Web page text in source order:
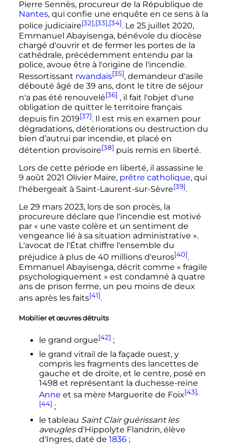
Pierre Sennès, procureur de la République de
Nantes, qui confie une enquête en ce sens à la
police judiciaire[32],[33],[34]. Le 25 juillet 2020,
Emmanuel Abayisenga, bénévole du diocèse
chargé d'ouvrir et de fermer les portes de la
cathédrale, précédemment entendu par la
police, avoue être à l'origine de l'incendie.
Ressortissant rwandais[35], demandeur d'asile
débouté âgé de 39 ans, dont le titre de séjour
n'a pas été renouvelé[36] , il fait l'objet d'une
obligation de quitter le territoire français
depuis fin 2019[37]. Il est mis en examen pour
dégradations, détériorations ou destruction du
bien d’autrui par incendie, et placé en
détention provisoire[38] puis remis en liberté.
Lors de cette période en liberté, il assassine le
9 août 2021 Olivier Maire, prêtre catholique, qui
l'hébergeait à Saint-Laurent-sur-Sèvre[39].
Le 29 mars 2023, lors de son procès, la
procureure déclare que l'incendie est motivé
par « une vaste colère et un sentiment de
vengeance lié à sa situation administrative ».
L'avocat de l'État chiffre l'ensemble du
préjudice à plus de 40 millions d'euros[40].
Emmanuel Abayisenga, décrit comme « fragile
psychologiquement » est condamné à quatre
ans de prison ferme, un peu moins de deux
ans après les faits[41].
Mobilier et œuvres détruits
le grand orgue[42] ;
le grand vitrail de la façade ouest, y
compris les fragments des lancettes de
gauche et de droite, et le centre, posé en
1498 et représentant la duchesse-reine
Anne et sa mère Marguerite de Foix[43],
[44] ;
le tableau Saint Clair guérissant les
aveuglesd'Hippolyte Flandrin, élève
d'Ingres, daté de 1836 ;